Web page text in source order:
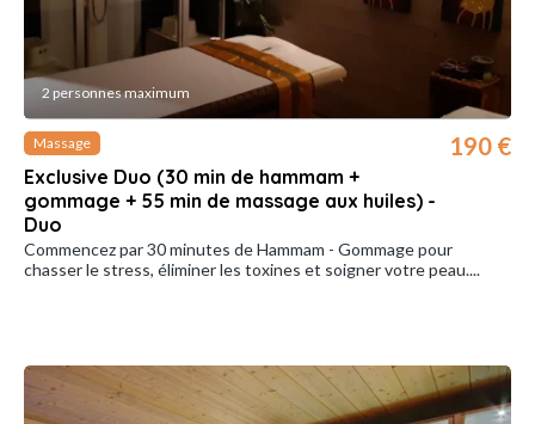
2 personnes maximum
Massage
Exclusive Duo (30 min de hammam +
gommage + 55 min de massage aux huiles) -
Duo
190 €
Commencez par 30 minutes de Hammam - Gommage pour
chasser le stress, éliminer les toxines et soigner votre peau ....